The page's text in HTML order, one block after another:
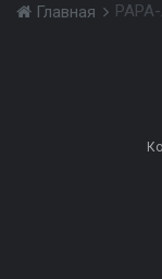
Главная